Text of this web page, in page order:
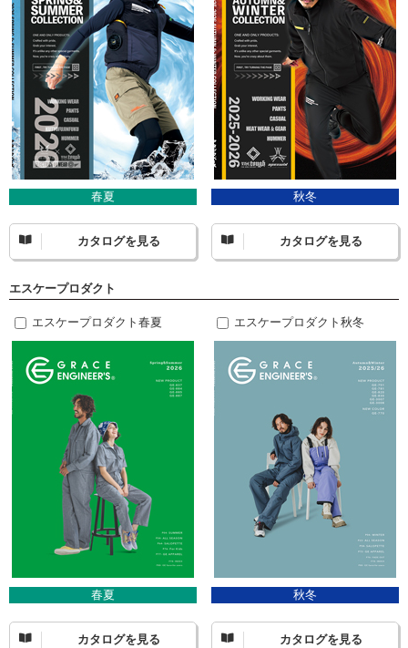
春夏
カタログを見る
秋冬
カタログを見る
エスケープロダクト
エスケープロダクト春夏
春夏
カタログを見る
エスケープロダクト秋冬
秋冬
カタログを見る